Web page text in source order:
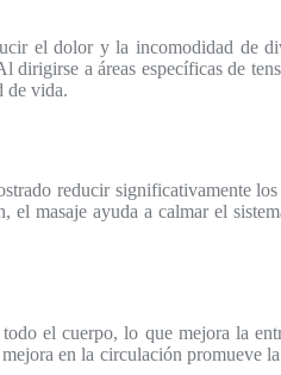
el dolor y la incomodidad de
dirigirse a áreas específicas de
de vida.
reducir significativamente
masaje ayuda a calmar el
el cuerpo, lo que mejora la
en la circulación promueve